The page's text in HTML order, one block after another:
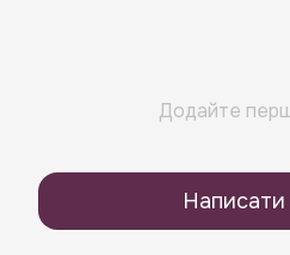
Додайте
Написати